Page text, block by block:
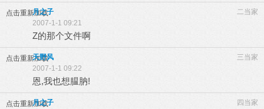
点击重新加载 二当家
月之子
2007-1-1 09:21
Z的那个文件啊
点击重新加载 三当家
天野风
2007-1-1 09:22
恩,我也想腽肭!
点击重新加载 四当家
月之子